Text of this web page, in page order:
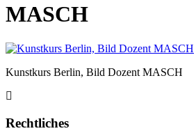
MASCH
Kunstkurs Berlin, Bild Dozent MASCH
Rechtliches